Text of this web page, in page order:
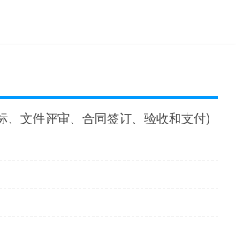
、文件评审、合同签订、验收和支付)